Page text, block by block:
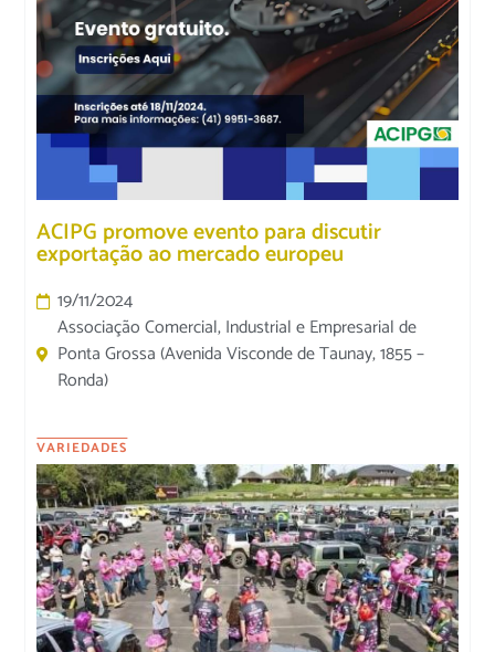
ACIPG promove evento para discutir
exportação ao mercado europeu
19/11/2024
Associação Comercial, Industrial e Empresarial de
Ponta Grossa (Avenida Visconde de Taunay, 1855 –
Ronda)
VARIEDADES